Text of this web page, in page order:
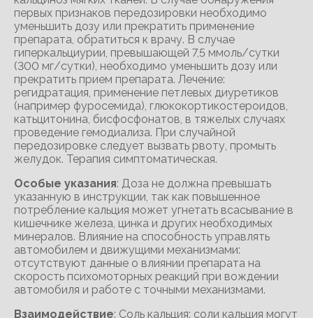
первых признаков передозировки необходимо
уменьшить дозу или прекратить применение
препарата, обратиться к врачу. В случае
гиперкальциурии, превышающей 7,5 ммоль/сутки
(300 мг/сутки), необходимо уменьшить дозу или
прекратить прием препарата. Лечение:
регидратация, применение петлевых диуретиков
(например фуросемида), глюкокортикостероидов,
катьцитонина, бисфосфонатов, в тяжелых случаях
проведение гемодиализа. При случайной
передозировке следует вызвать рвоту, промыть
желудок. Терапия симптоматическая.
Особые указания: Доза не должна превышать
указанную в инструкции, так как повышенное
потребление кальция может угнетать всасывание в
кишечнике железа, цинка и других необходимых
минералов. Влияние на способность управлять
автомобилем и движущими механизмами:
отсутствуют данные о влиянии препарата на
скорость психомоторных реакций при вождении
автомобиля и работе с точными механизмами.
Взаимодействие: Соль кальция: соли кальция могут